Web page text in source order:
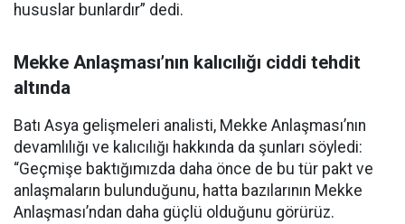
hususlar bunlardır” dedi.
Mekke Anlaşması’nın kalıcılığı ciddi tehdit
altında
Batı Asya gelişmeleri analisti, Mekke Anlaşması’nın
devamlılığı ve kalıcılığı hakkında da şunları söyledi:
“Geçmişe baktığımızda daha önce de bu tür pakt ve
anlaşmaların bulunduğunu, hatta bazılarının Mekke
Anlaşması’ndan daha güçlü olduğunu görürüz.